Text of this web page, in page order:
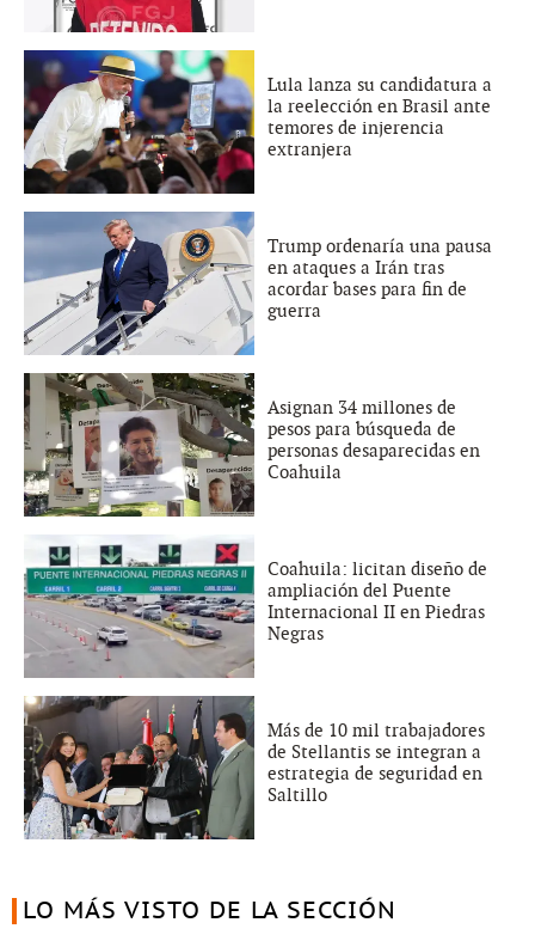
Lula lanza su candidatura a
la reelección en Brasil ante
temores de injerencia
extranjera
Trump ordenaría una pausa
en ataques a Irán tras
acordar bases para fin de
guerra
Asignan 34 millones de
pesos para búsqueda de
personas desaparecidas en
Coahuila
Coahuila: licitan diseño de
ampliación del Puente
Internacional II en Piedras
Negras
Más de 10 mil trabajadores
de Stellantis se integran a
estrategia de seguridad en
Saltillo
LO MÁS VISTO DE LA SECCIÓN